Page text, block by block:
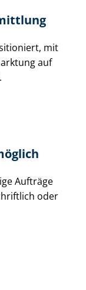
mit
auf
Aufträge
oder